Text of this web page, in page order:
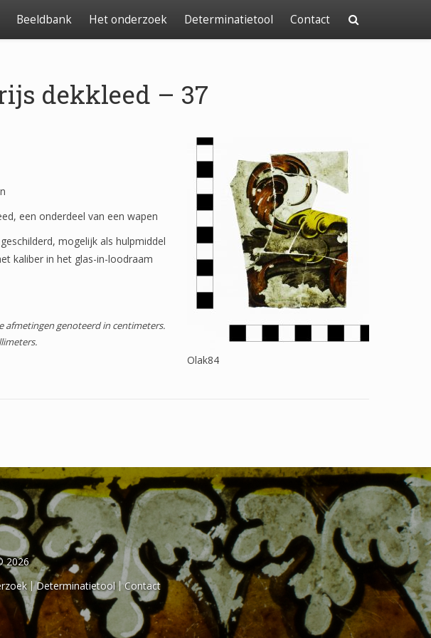
Beeldbank Het onderzoek Determinatietool Contact
dekkleed – 37
Olak84
een onderdeel van een wapen
mogelijk als hulpmiddel
kaliber in het glas-in-loodraam
afmetingen genoteerd in centimeters.
2026
Determinatietool Contact